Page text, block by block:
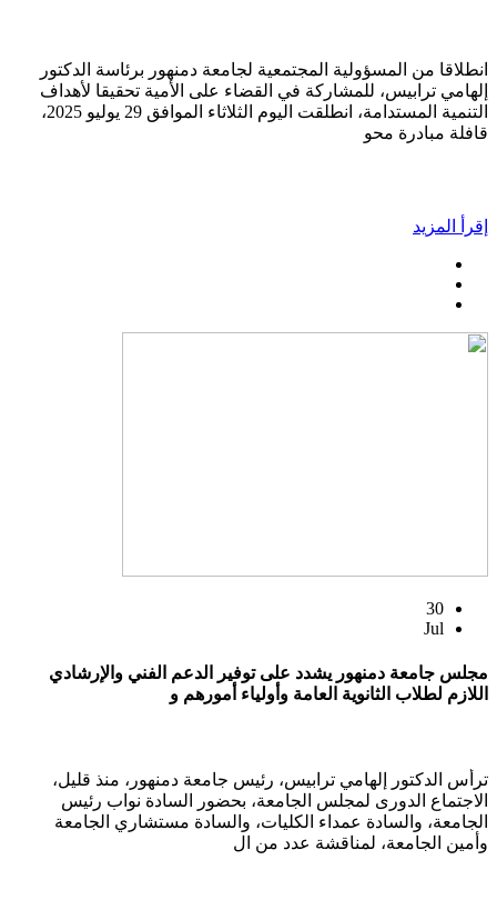
انطلاقا من المسؤولية المجتمعية لجامعة دمنهور برئاسة الدكتور
إلهامي ترابيس، للمشاركة في القضاء على الأمية تحقيقا لأهداف
التنمية المستدامة، انطلقت اليوم الثلاثاء الموافق 29 يوليو 2025،
قافلة مبادرة محو
إقرأ المزيد
30
Jul
مجلس جامعة دمنهور يشدد على توفير الدعم الفني والإرشادي
اللازم لطلاب الثانوية العامة وأولياء أمورهم و
ترأس الدكتور إلهامي ترابيس، رئيس جامعة دمنهور، منذ قليل،
الاجتماع الدورى لمجلس الجامعة، بحضور السادة نواب رئيس
الجامعة، والسادة عمداء الكليات، والسادة مستشاري الجامعة
وأمين الجامعة، لمناقشة عدد من ال